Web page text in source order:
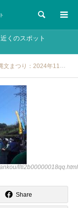
検索
近くのスポット
つり：2024年11月23日
llti2b00000018qq.html
Share